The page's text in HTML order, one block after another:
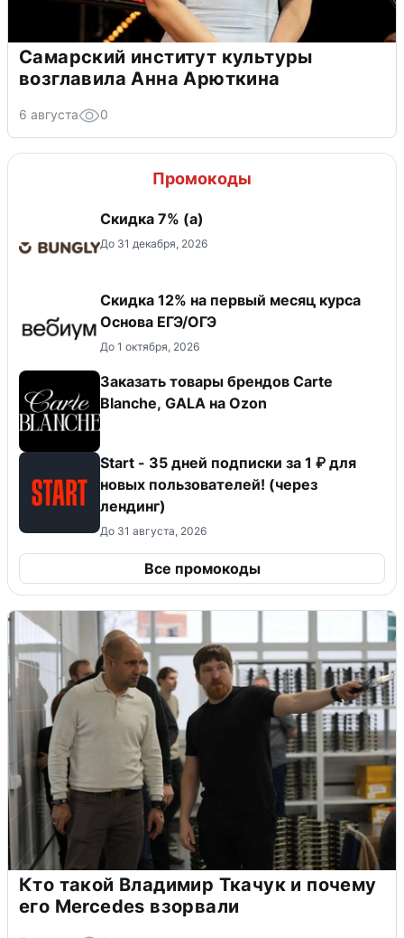
Самарский институт культуры
возглавила Анна Арюткина
6 августа 0
Промокоды
Скидка ​7% (а)
До 31 декабря, 2026
Скидка 12% на первый месяц курса
Основа ЕГЭ/ОГЭ
До 1 октября, 2026
Заказать товары брендов Carte
Blanche, GALA на Ozon
Start - 35 дней подписки за 1 ₽ для
новых пользователей! (через
лендинг)
До 31 августа, 2026
Все промокоды
Кто такой Владимир Ткачук и почему
его Mercedes взорвали